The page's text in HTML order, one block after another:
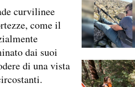
curvilinee
come il
dai suoi
di una vista